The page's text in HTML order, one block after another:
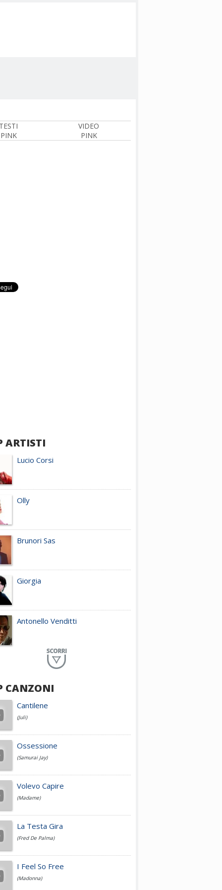
PINK
VIDEO
PINK
ARTISTI
Lucio Corsi
Olly
Brunori Sas
Giorgia
Antonello Venditti
Planet Funk
Achille Lauro
Cesare Cremonini
Jovanotti
Fedez
Simone Cristicchi
CANZONI
Cantilene
(Juli)
Ossessione
(Samurai Jay)
Volevo Capire
(Madame)
La Testa Gira
(Fred De Palma)
I Feel So Free
(Madonna)